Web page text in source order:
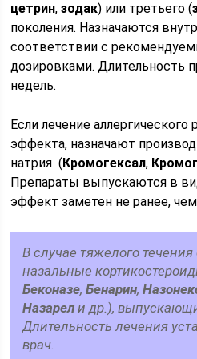
цетрин,зодак) или третьего (
поколения. Назначаются
соответствии с
дозировками. Длительность
недель.
Если лечение
эффекта, назначают
натрия (Кромогексал,
Препараты выпускаются в
эффект заметен не ранее,
В случае тяжелого
назальные
Беконазе,Бенарин,
Назарел и др.),
Длительность лечения
врач.